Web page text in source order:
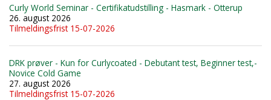
Curly World Seminar - Certifikatudstilling - Hasmark - Otterup
26. august 2026
Tilmeldingsfrist 15-07-2026
DRK prøver - Kun for Curlycoated - Debutant test, Beginner test,-
Novice Cold Game
27. august 2026
Tilmeldingsfrist 15-07-2026